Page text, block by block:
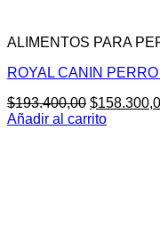
ALIMENTOS PARA
ROYAL CANIN
$193.400,00 El
precio
$
Añadir al carrito